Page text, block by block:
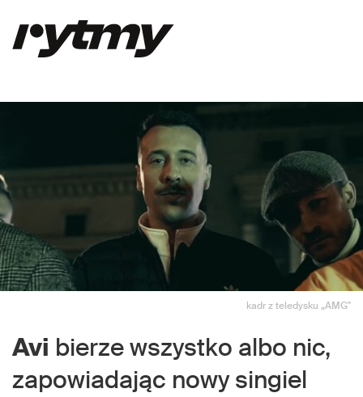
kadr z teledysku „AMG"
Avi bierze wszystko albo nic,
zapowiadając nowy singiel